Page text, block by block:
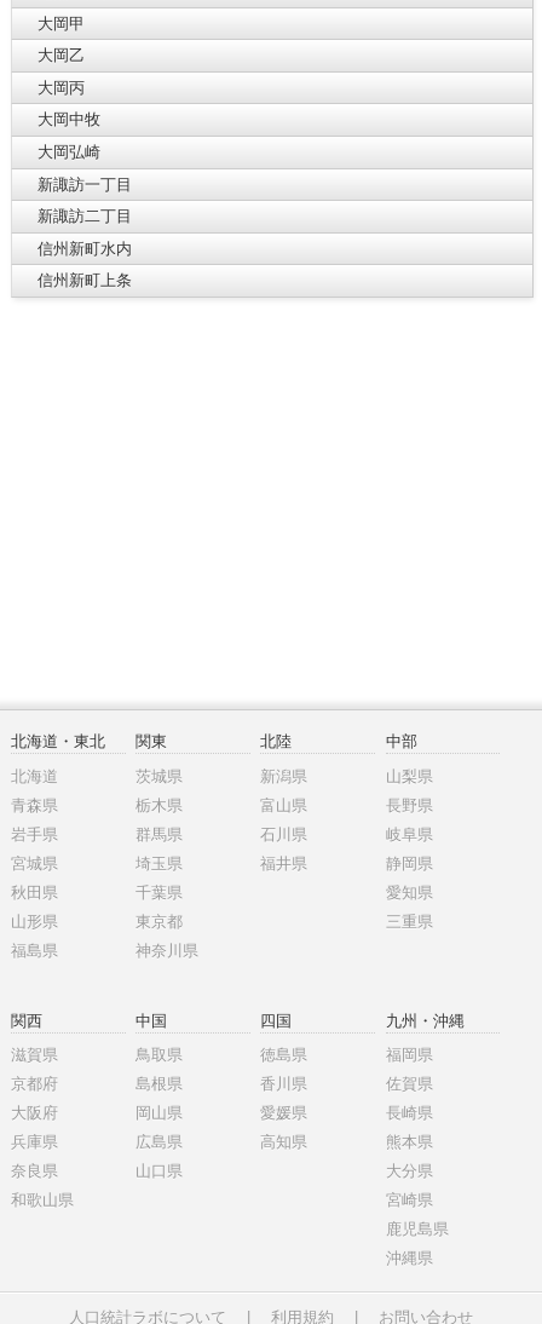
大岡甲
大岡乙
大岡丙
大岡中牧
大岡弘崎
新諏訪一丁目
新諏訪二丁目
信州新町水内
信州新町上条
北海道・東北
北海道
青森県
岩手県
宮城県
秋田県
山形県
福島県
関東
茨城県
栃木県
群馬県
埼玉県
千葉県
東京都
神奈川県
北陸
新潟県
富山県
石川県
福井県
中部
山梨県
長野県
岐阜県
静岡県
愛知県
三重県
関西
滋賀県
京都府
大阪府
兵庫県
奈良県
和歌山県
中国
鳥取県
島根県
岡山県
広島県
山口県
四国
徳島県
香川県
愛媛県
高知県
九州・沖縄
福岡県
佐賀県
長崎県
熊本県
大分県
宮崎県
鹿児島県
沖縄県
人口統計ラボについて 利用規約 お問い合わせ